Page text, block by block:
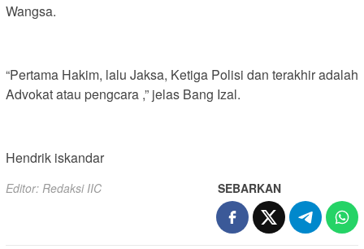
Wangsa.
“Pertama Hakim, lalu Jaksa, Ketiga Polisi dan terakhir adalah
Advokat atau pengcara ,” jelas Bang Izal.
Hendrik iskandar
Editor: Redaksi IIC SEBARKAN